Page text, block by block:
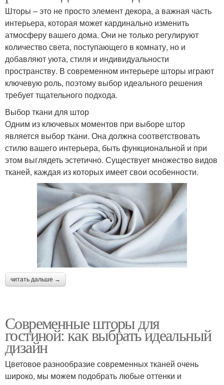
Шторы – это не просто элемент декора, а важная часть
интерьера, которая может кардинально изменить
атмосферу вашего дома. Они не только регулируют
количество света, поступающего в комнату, но и
добавляют уюта, стиля и индивидуальности
пространству. В современном интерьере шторы играют
ключевую роль, поэтому выбор идеального решения
требует тщательного подхода.
Выбор ткани для штор
Одним из ключевых моментов при выборе штор
является выбор ткани. Она должна соответствовать
стилю вашего интерьера, быть функциональной и при
этом выглядеть эстетично. Существует множество видов
тканей, каждая из которых имеет свои особенности.
читать дальше →
Современные шторы для
гостиной: как выбрать идеальный
дизайн
Цветовое разнообразие современных тканей очень
широко, мы можем подобрать любые оттенки и